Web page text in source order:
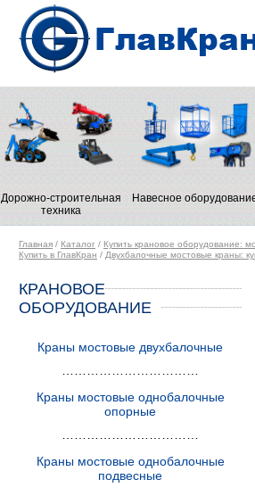
Дорожно-строительная
техника
Навесное
Главная / Каталог / Купить крановое оборудование:
Купить в ГлавКран / Двухбалочные мостовые краны:
КРАНОВОЕ
ОБОРУДОВАНИЕ
Краны мостовые двухбалочные
Краны мостовые однобалочные
опорные
Краны мостовые однобалочные
подвесные